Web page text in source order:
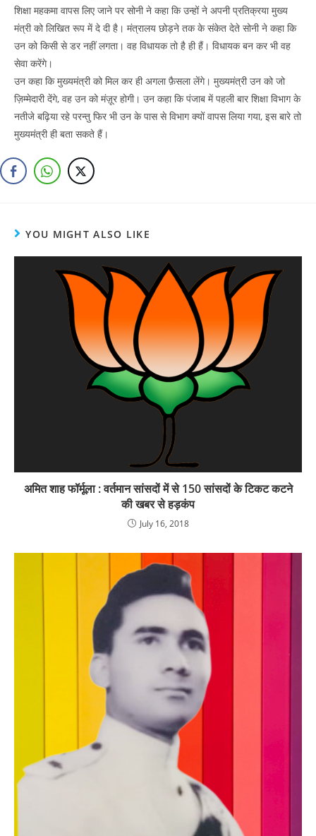
शिक्षा महकमा वापस लिए जाने पर सोनी ने कहा कि उन्हों ने अपनी प्रतिक्रया मुख्य
मंत्री को लिखित रूप में दे दी है। मंत्रालय छोड़ने तक के संकेत देते सोनी ने कहा कि
उन को किसी से डर नहीं लगता। वह विधायक तो है ही हैं। विधायक बन कर भी वह
सेवा करेंगे।
उन कहा कि मुख्यमंत्री को मिल कर ही अगला फ़ैसला लेंगे। मुख्यमंत्री उन को जो
ज़िम्मेदारी देंगे, वह उन को मंज़ूर होगी। उन कहा कि पंजाब में पहली बार शिक्षा विभाग के
नतीजे बढ़िया रहे परन्तु फिर भी उन के पास से विभाग क्यों वापस लिया गया, इस बारे तो
मुख्यमंत्री ही बता सकते हैं।
YOU MIGHT ALSO LIKE
अमित शाह फॉर्मूला : वर्तमान सांसदों में से 150 सांसदों के टिकट कटने
की खबर से हड़कंप
July 16, 2018